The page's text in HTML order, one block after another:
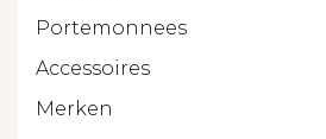
Portemonnees
Accessoires
Merken